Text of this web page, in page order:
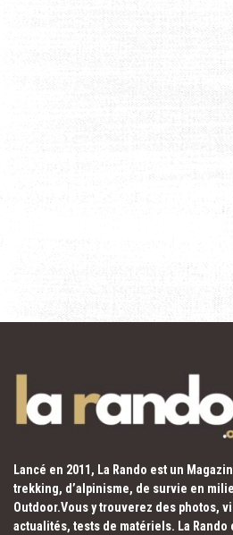
Lancé en 2011, La Rando est un
trekking, d’alpinisme, de survie en
Outdoor.Vous y trouverez des photos,
actualités, tests de matériels. La Rando